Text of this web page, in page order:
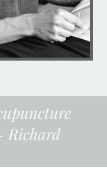
Richard